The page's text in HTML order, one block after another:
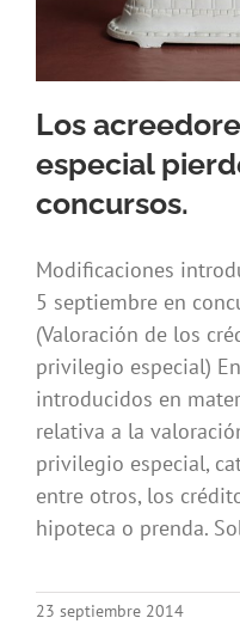
Los
especial
concursos.
Modificaciones
5 septiembre en
(Valoración de los
privilegio especial)
introducidos en
relativa a la
privilegio especial,
entre otros, los
hipoteca o prenda.
23 septiembre 2014